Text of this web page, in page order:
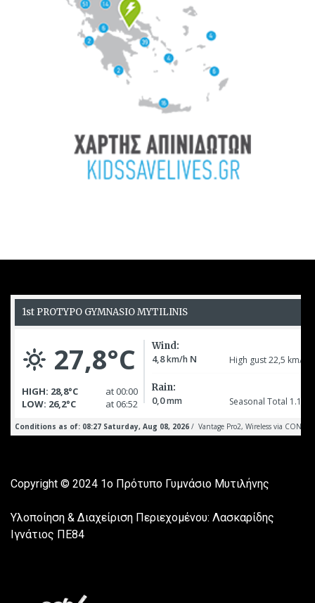
Copyright © 2024 1ο Πρότυπο Γυμνάσιο Μυτιλήνης
Υλοποίηση & Διαχείριση Περιεχομένου: Λασκαρίδης
Ιγνάτιος ΠΕ84